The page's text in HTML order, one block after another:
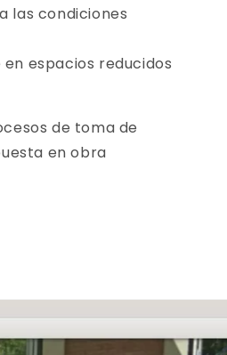
las condiciones
espacios reducidos
de toma de
en obra